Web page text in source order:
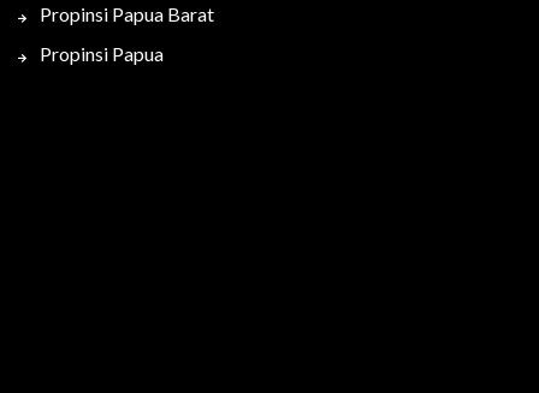
Propinsi Papua Barat
Propinsi Papua